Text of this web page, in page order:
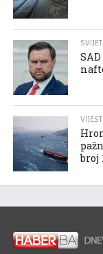
SVIJET
VIJESTI
broj